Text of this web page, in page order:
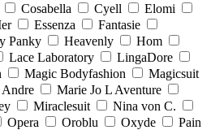
Cosabella Cyell
Elomi
Essenza
Fantasie
Panky Heavenly
Hom
Lace Laboratory
LingaDore
Magic Bodyfashion
Magicsuit
Marie Jo L Aventure
Miraclesuit
Nina von C.
Opera Oroblu Oxyde
Pain